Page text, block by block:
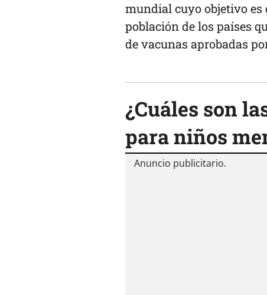
mundial cuyo objetivo
población de los países
de vacunas aprobadas
¿Cuáles son
para niños